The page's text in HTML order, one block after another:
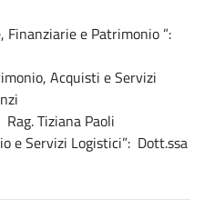
Finanziarie e Patrimonio ”:
Acquisti e Servizi
Tiziana Paoli
e Servizi Logistici”: Dott.ssa